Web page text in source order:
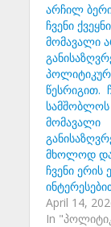
არჩილ
ჩვენი
მომავალი
წესრიგით.
სამშობლოს
მომავალი
მხოლოდ
ჩვენი
April 14,
In